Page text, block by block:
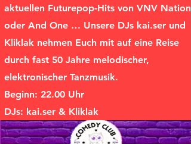
aktuellen Futurepop-Hits von VNV Nation
oder And One … Unsere DJs kai.ser und
Kliklak nehmen Euch mit auf eine Reise
durch fast 50 Jahre melodischer,
elektronischer Tanzmusik.
Beginn: 22.00 Uhr
DJs: kai.ser & Kliklak